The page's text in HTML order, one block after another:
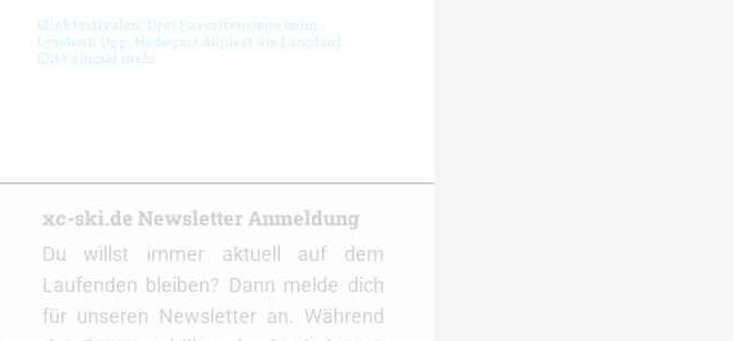
Blinkfestivalen: Drei Favoritensiege beim
Lysebotn Opp, Hedegart düpiert die Langlauf-
Elite einmal mehr
xc-ski.de Newsletter Anmeldung
Du willst immer aktuell auf dem
Laufenden bleiben? Dann melde dich
für unseren Newsletter an. Während